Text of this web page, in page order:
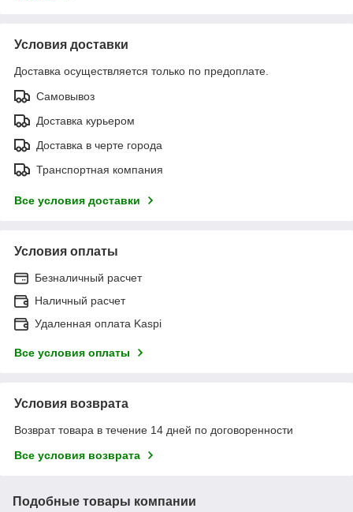
Условия доставки
Доставка осуществляется только по предоплате.
Самовывоз
Доставка курьером
Доставка в черте города
Транспортная компания
Все условия доставки
Условия оплаты
Безналичный расчет
Наличный расчет
Удаленная оплата Kaspi
Все условия оплаты
Условия возврата
Возврат товара в течение 14 дней по договоренности
Все условия возврата
Подобные товары компании